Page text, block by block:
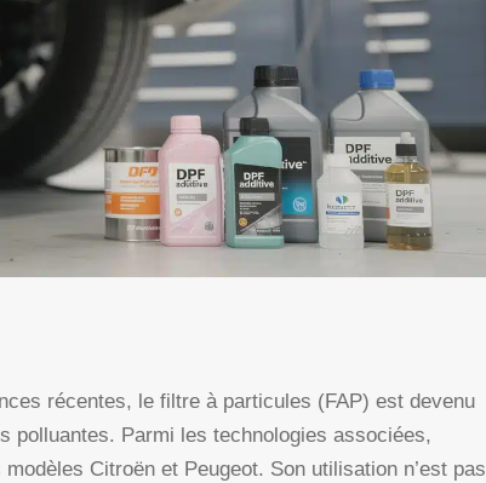
récentes, le filtre à particules (FAP) est devenu
polluantes. Parmi les technologies associées,
Citroën et Peugeot. Son utilisation n’est pas